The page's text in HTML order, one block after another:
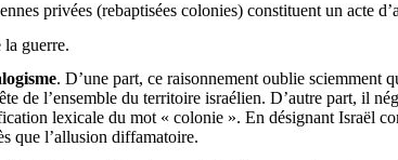
privées (rebaptisées colonies) constituent un acte
la guerre.
. D’une part, ce raisonnement oublie sciemment
de l’ensemble du territoire israélien. D’autre part, il
lexicale du mot « colonie ». En désignant Israël
que l’allusion diffamatoire.